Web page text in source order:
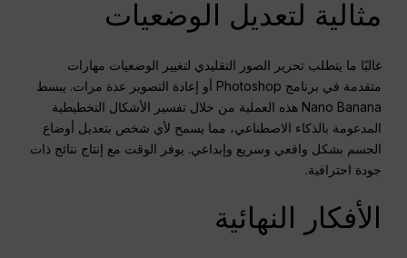
مثالية لتعديل الوضعيات
غالبًا ما يتطلب تحرير الصور التقليدي لتغيير الوضعيات مهارات
متقدمة في برنامج Photoshop أو إعادة التصوير عدة مرات. يبسط
Nano Banana هذه العملية من خلال تفسير الأشكال التخطيطية
المدعومة بالذكاء الاصطناعي، مما يسمح لأي شخص بتعديل أوضاع
الجسم بشكل واقعي وسريع وإبداعي. يوفر الوقت مع إنتاج نتائج ذات
جودة احترافية.
الأفكار النهائية